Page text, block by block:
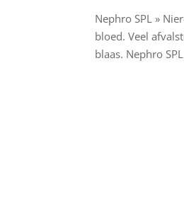
Nephro SPL »
bloed. Veel
blaas. Nephro